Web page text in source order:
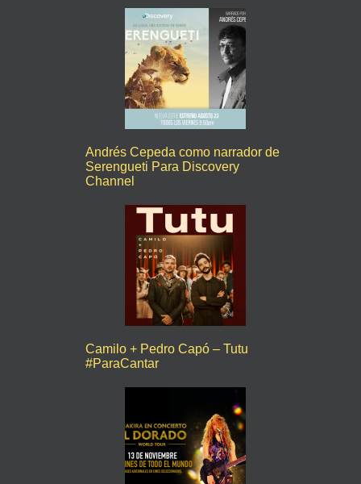
Andrés Cepeda como narrador de
Serengueti Para Discovery
Channel
Camilo + Pedro Capó – Tutu
#ParaCantar